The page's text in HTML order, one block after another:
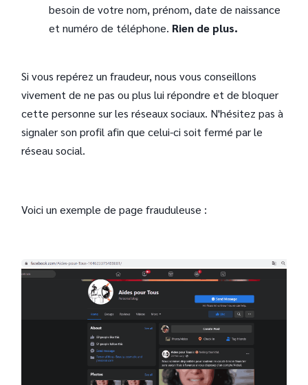
besoin de votre nom, prénom, date de naissance
et numéro de téléphone. Rien de plus.
Si vous repérez un fraudeur, nous vous conseillons
vivement de ne pas ou plus lui répondre et de bloquer
cette personne sur les réseaux sociaux. N'hésitez pas à
signaler son profil afin que celui-ci soit fermé par le
réseau social.
Voici un exemple de page frauduleuse :